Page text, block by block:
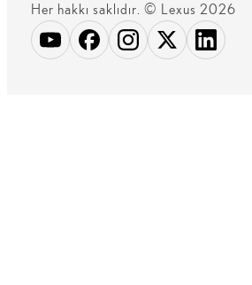
Her hakkı saklıdır. © Lexus 2026